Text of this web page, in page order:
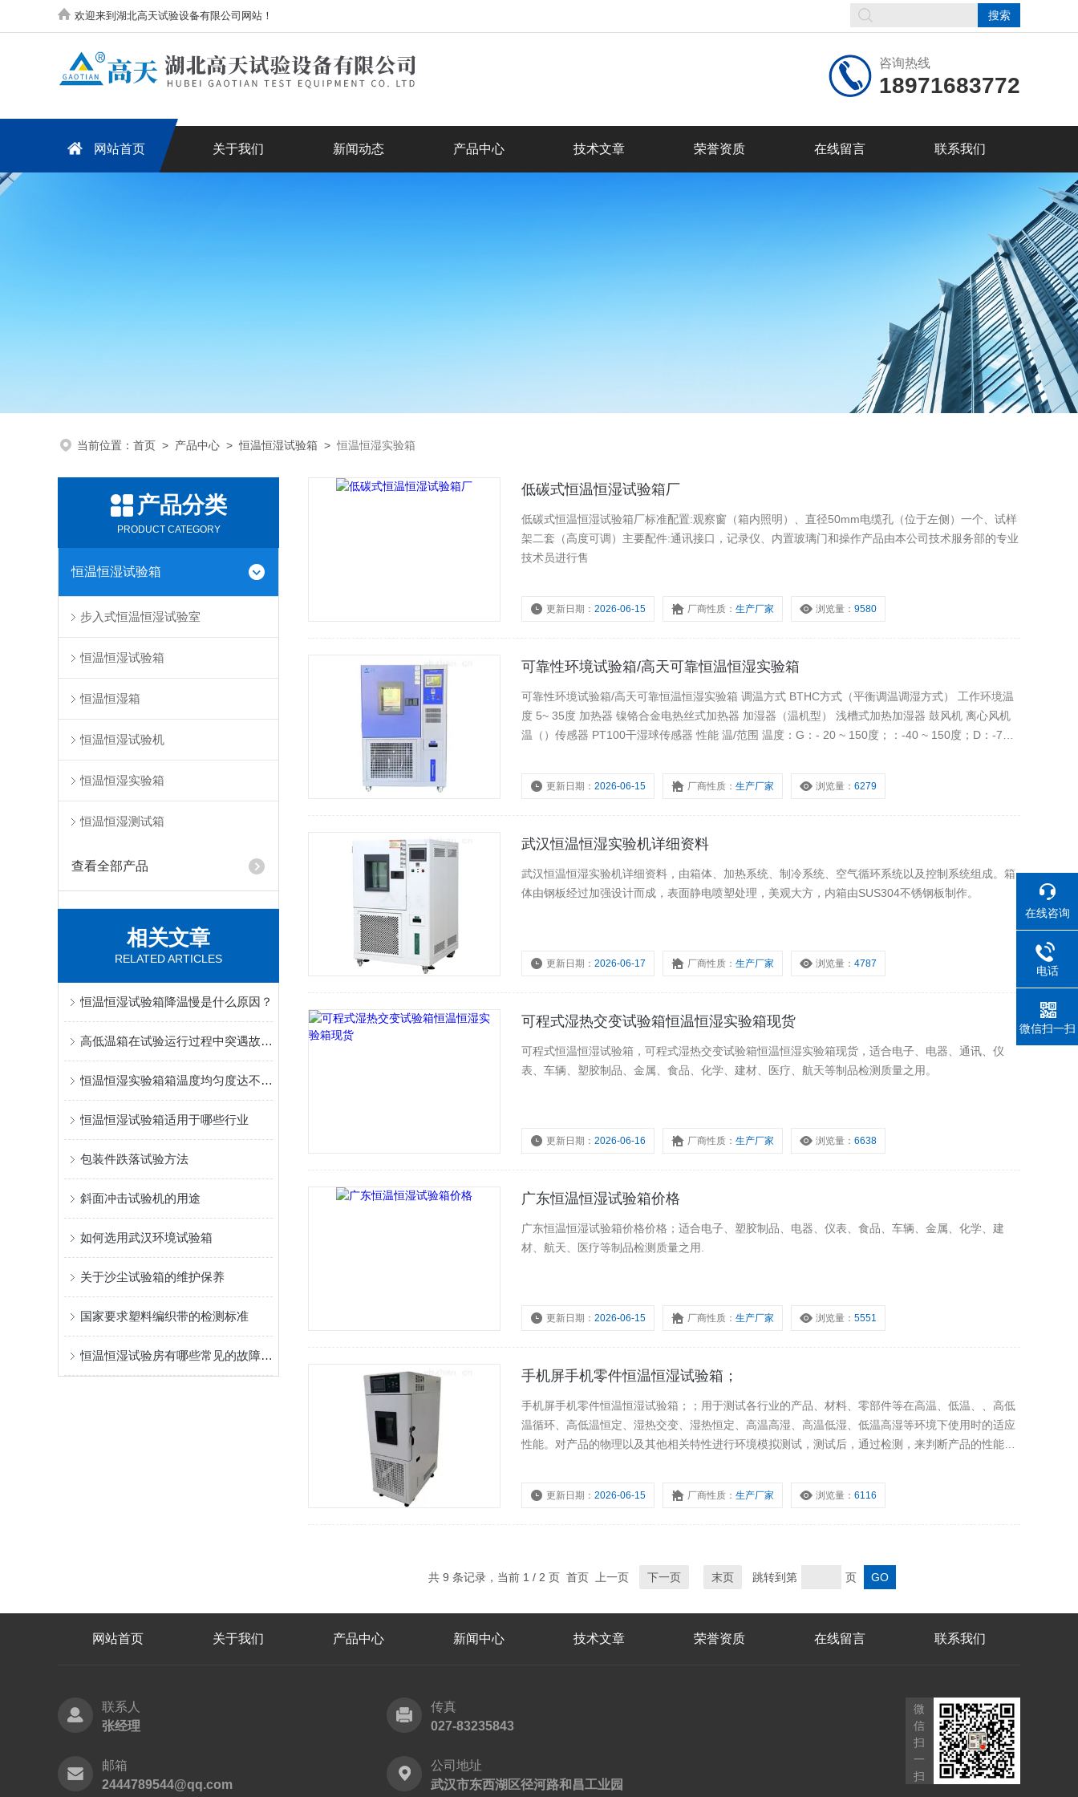
欢迎来到湖北高天试验设备有限公司网站！
咨询热线
18971683772
网站首页 关于我们 新闻动态 产品中心 技术文章 荣誉资质 在线留言 联系我们
当前位置： 首页 > 产品中心 >恒温恒湿试验箱 >恒温恒湿实验箱
产品分类
PRODUCT CATEGORY
恒温恒湿试验箱
步入式恒温恒湿试验室
恒温恒湿试验箱
恒温恒湿箱
恒温恒湿试验机
恒温恒湿实验箱
恒温恒湿测试箱
查看全部产品
相关文章
RELATED ARTICLES
恒温恒湿试验箱降温慢是什么原因？
高低温箱在试验运行过程中突遇故障时如何处理
恒温恒湿实验箱箱温度均匀度达不到规范的原因
恒温恒湿试验箱适用于哪些行业
包装件跌落试验方法
斜面冲击试验机的用途
如何选用武汉环境试验箱
关于沙尘试验箱的维护保养
国家要求塑料编织带的检测标准
恒温恒湿试验房有哪些常见的故障和解决方法？
低碳式恒温恒湿试验箱厂
低碳式恒温恒湿试验箱厂标准配置:观察窗（箱内照明）、直径50mm电缆孔（位于左侧）一个、试样
架二套（高度可调）主要配件:通讯接口，记录仪、内置玻璃门和操作产品由本公司技术服务部的专业
技术员进行售
更新日期：2026-06-15 厂商性质：生产厂家 浏览量：9580
可靠性环境试验箱/高天可靠恒温恒湿实验箱
可靠性环境试验箱/高天可靠恒温恒湿实验箱 调温方式 BTHC方式（平衡调温调湿方式） 工作环境温
度 5~ 35度 加热器 镍铬合金电热丝式加热器 加湿器（温机型） 浅槽式加热加湿器 鼓风机 离心风机
温（）传感器 PT100干湿球传感器 性能 温/范围 温度：G：- 20 ~ 150度；：-40 ~ 150度；D：-70 ~
更新日期：2026-06-15 厂商性质：生产厂家 浏览量：6279
武汉恒温恒湿实验机详细资料
武汉恒温恒湿实验机详细资料，由箱体、加热系统、制冷系统、空气循环系统以及控制系统组成。箱
体由钢板经过加强设计而成，表面静电喷塑处理，美观大方，内箱由SUS304不锈钢板制作。
更新日期：2026-06-17 厂商性质：生产厂家 浏览量：4787
可程式湿热交变试验箱恒温恒湿实验箱现货
可程式恒温恒湿试验箱，可程式湿热交变试验箱恒温恒湿实验箱现货，适合电子、电器、通讯、仪
表、车辆、塑胶制品、金属、食品、化学、建材、医疗、航天等制品检测质量之用。
更新日期：2026-06-16 厂商性质：生产厂家 浏览量：6638
广东恒温恒湿试验箱价格
广东恒温恒湿试验箱价格价格；适合电子、塑胶制品、电器、仪表、食品、车辆、金属、化学、建
材、航天、医疗等制品检测质量之用.
更新日期：2026-06-15 厂商性质：生产厂家 浏览量：5551
手机屏手机零件恒温恒湿试验箱；
手机屏手机零件恒温恒湿试验箱；；用于测试各行业的产品、材料、零部件等在高温、低温、、高低
温循环、高低温恒定、湿热交变、湿热恒定、高温高湿、高温低湿、低温高湿等环境下使用时的适应
性能。对产品的物理以及其他相关特性进行环境模拟测试，测试后，通过检测，来判断产品的性能，
更新日期：2026-06-15 厂商性质：生产厂家 浏览量：6116
共 9 条记录，当前 1 / 2 页 首页 上一页 下一页 末页 跳转到第 页
网站首页 关于我们 产品中心 新闻中心 技术文章 荣誉资质 在线留言 联系我们
联系人
张经理
传真
027-83235843
邮箱
2444789544@qq.com
公司地址
武汉市东西湖区径河路和昌工业园
微
信
扫
一
扫
在线咨询
电话
微信扫一扫